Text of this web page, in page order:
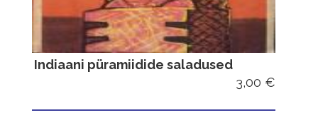
Indiaani püramiidide saladused
3,00 €